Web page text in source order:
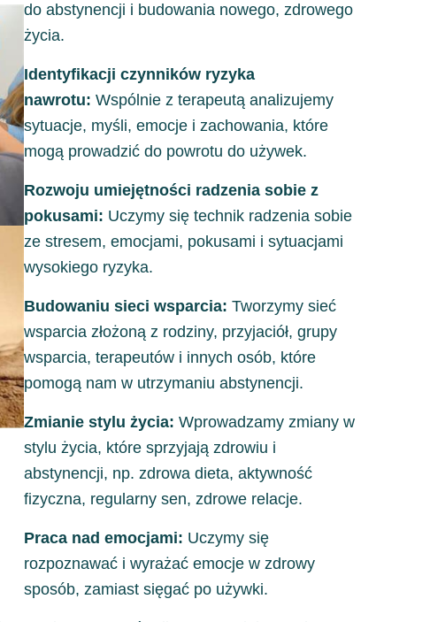
do abstynencji i budowania nowego, zdrowego
życia.
Identyfikacji czynników ryzyka
nawrotu: Wspólnie z terapeutą analizujemy
sytuacje, myśli, emocje i zachowania, które
mogą prowadzić do powrotu do używek.
Rozwoju umiejętności radzenia sobie z
pokusami: Uczymy się technik radzenia sobie
ze stresem, emocjami, pokusami i sytuacjami
wysokiego ryzyka.
Budowaniu sieci wsparcia: Tworzymy sieć
wsparcia złożoną z rodziny, przyjaciół, grupy
wsparcia, terapeutów i innych osób, które
pomogą nam w utrzymaniu abstynencji.
Zmianie stylu życia: Wprowadzamy zmiany w
stylu życia, które sprzyjają zdrowiu i
abstynencji, np. zdrowa dieta, aktywność
fizyczna, regularny sen, zdrowe relacje.
Praca nad emocjami: Uczymy się
rozpoznawać i wyrażać emocje w zdrowy
sposób, zamiast sięgać po używki.